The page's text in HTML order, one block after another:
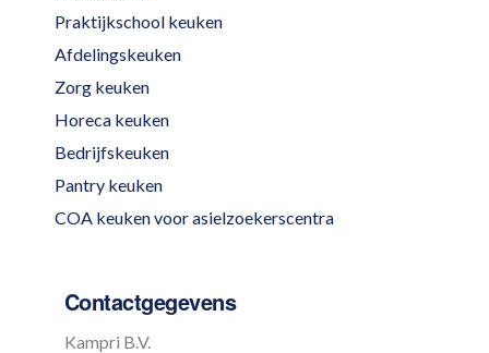
Praktijkschool keuken
Afdelingskeuken
Zorg keuken
Horeca keuken
Bedrijfskeuken
Pantry keuken
COA keuken voor asielzoekerscentra
Contactgegevens
Kampri B.V.